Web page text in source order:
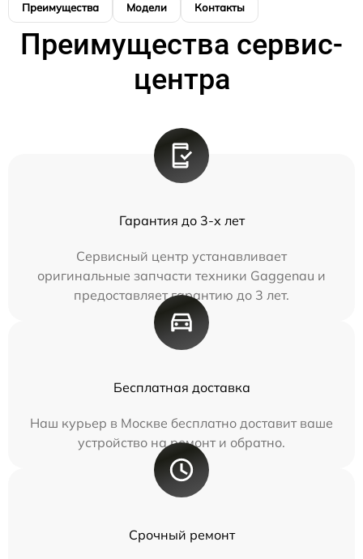
Преимущества Модели Контакты
Преимущества сервис-
центра
Гарантия до 3-х лет
Сервисный центр устанавливает
оригинальные запчасти техники Gaggenau и
предоставляет гарантию до 3 лет.
Бесплатная доставка
Наш курьер в Москве бесплатно доставит ваше
устройство на ремонт и обратно.
Срочный ремонт